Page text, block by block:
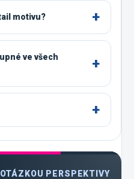
motivu?
ve všech
PERSPEKTIVY